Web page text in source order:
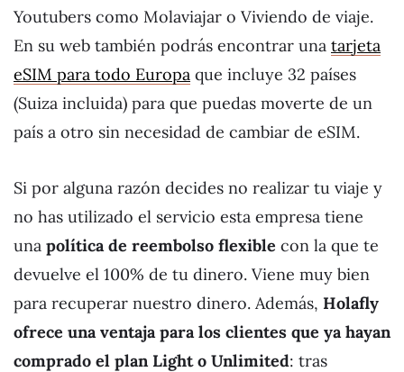
Youtubers como Molaviajar o Viviendo de viaje.
En su web también podrás encontrar una tarjeta
eSIM para todo Europa que incluye 32 países
(Suiza incluida) para que puedas moverte de un
país a otro sin necesidad de cambiar de eSIM.
Si por alguna razón decides no realizar tu viaje y
no has utilizado el servicio esta empresa tiene
una política de reembolso flexible con la que te
devuelve el 100% de tu dinero. Viene muy bien
para recuperar nuestro dinero. Además, Holafly
ofrece una ventaja para los clientes que ya hayan
comprado el plan Light o Unlimited: tras